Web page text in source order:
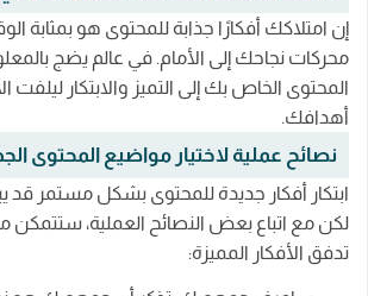
إن امتلاكك أفكارًا جذابة للمحتوى هو بمثابة
محركات نجاحك إلى الأمام. في عالم يضج
المحتوى الخاص بك إلى التميز والابتكار ليلفت
أهدافك.
نصائح عملية لاختيار مواضيع المحتوى
ابتكار أفكار جديدة للمحتوى بشكل مستمر قد
لكن مع اتباع بعض النصائح العملية، ستتمكن
تدفق الأفكار المميزة: